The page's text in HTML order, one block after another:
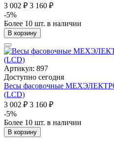
3 002 ₽ 3 160 ₽
-5%
Более 10 шт. в наличии
В корзину
Артикул: 897
Доступно сегодня
Весы фасовочные
(LCD)
3 002 ₽ 3 160 ₽
-5%
Более 10 шт. в наличии
В корзину